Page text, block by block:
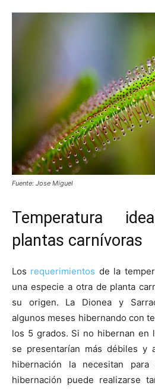
Fuente: Jose Miguel
Temperatura
plantas carnívoras
Los requerimientos de la
una especie a otra de planta
su origen. La Dionea y
algunos meses hibernando con
los 5 grados. Si no hibernan en
se presentarían más débiles y
hibernación la necesitan para
hibernación puede realizarse